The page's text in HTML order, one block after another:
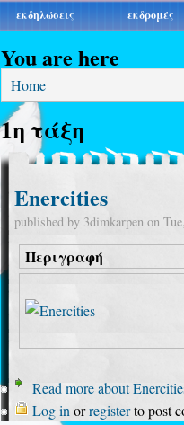
εκδηλώσεις εκδρομές
You are here
Home
1η τάξη
Enercities
published by 3dimkarpen on
Περιγραφή
Read moreabout
Log in orregisterto post